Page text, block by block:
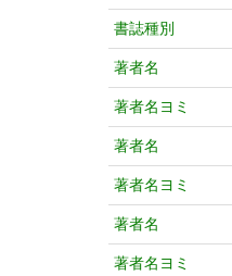
書誌種別
著者名
著者名ヨミ
著者名
著者名ヨミ
著者名
著者名ヨミ